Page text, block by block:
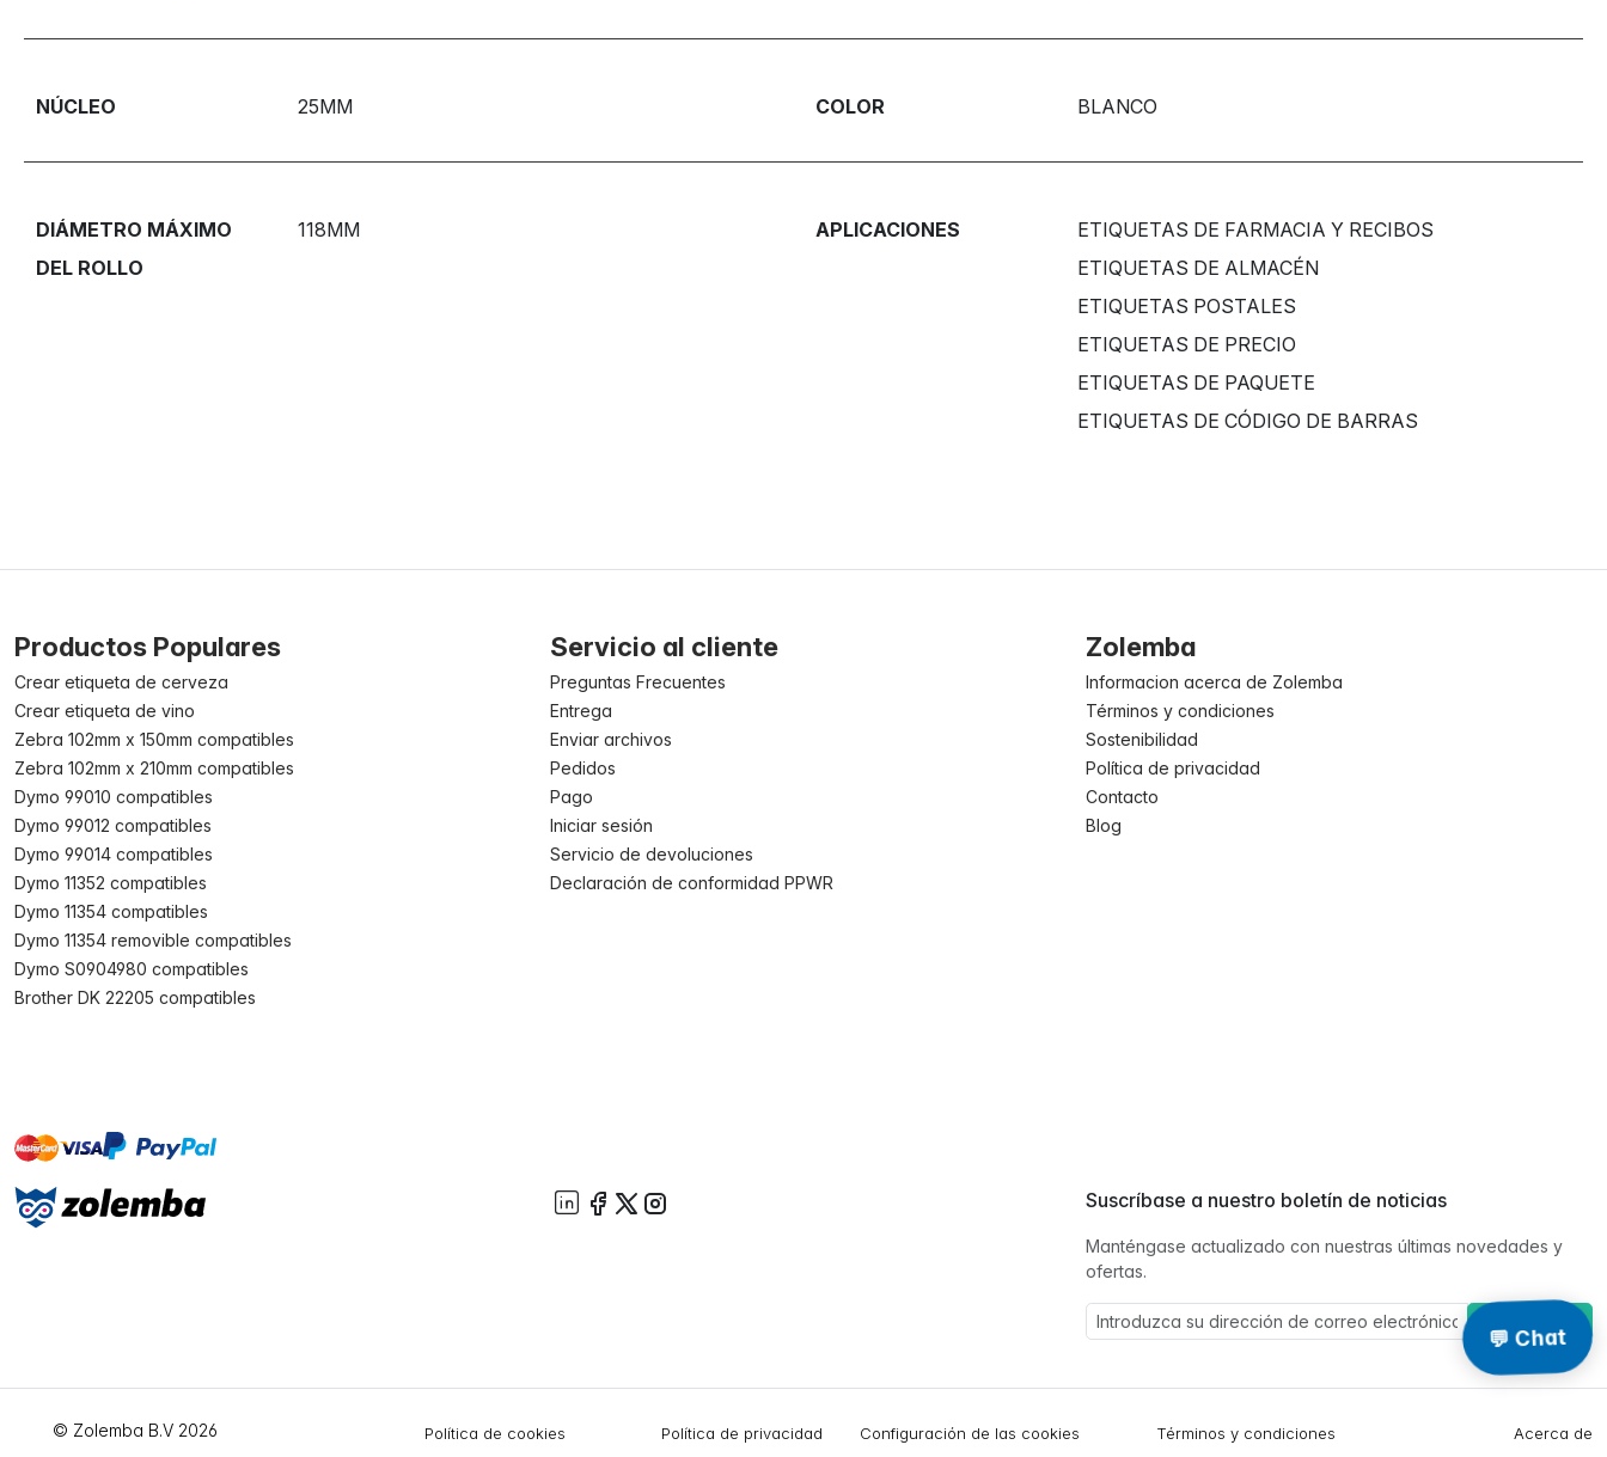
NÚCLEO 25MM COLOR BLANCO
DIÁMETRO MÁXIMO
DEL ROLLO
118MM APLICACIONES
ETIQUETAS DE FARMACIA Y RECIBOS
ETIQUETAS DE ALMACÉN
ETIQUETAS POSTALES
ETIQUETAS DE PRECIO
ETIQUETAS DE PAQUETE
ETIQUETAS DE CÓDIGO DE BARRAS
Productos Populares
Crear etiqueta de cerveza
Crear etiqueta de vino
Zebra 102mm x 150mm compatibles
Zebra 102mm x 210mm compatibles
Dymo 99010 compatibles
Dymo 99012 compatibles
Dymo 99014 compatibles
Dymo 11352 compatibles
Dymo 11354 compatibles
Dymo 11354 removible compatibles
Dymo S0904980 compatibles
Brother DK 22205 compatibles
Servicio al cliente
Preguntas Frecuentes
Entrega
Enviar archivos
Pedidos
Pago
Iniciar sesión
Servicio de devoluciones
Declaración de conformidad PPWR
Zolemba
Informacion acerca de Zolemba
Términos y condiciones
Sostenibilidad
Política de privacidad
Contacto
Blog
mastervisa paypal
Suscríbase a nuestro boletín de noticias
Manténgase actualizado con nuestras últimas novedades y
ofertas.
© Zolemba B.V 2026 Política de cookies Política de privacidad Configuración de las cookies Términos y condiciones Acerca de
💬 Chat